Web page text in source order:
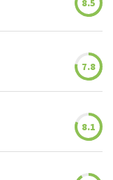
8.5
7.8
8.1